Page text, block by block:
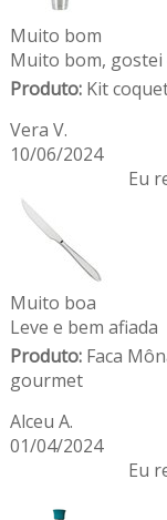
Muito bom
Muito bom, gostei
Produto:Kit
Vera V.
10/06/2024
Eu
Muito boa
Leve e bem afiada
Produto:Faca
gourmet
Alceu A.
01/04/2024
Eu